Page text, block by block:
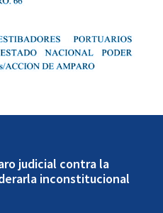
judicial contra la
inconstitucional